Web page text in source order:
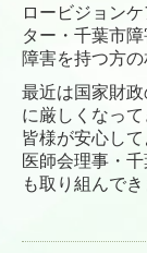
ロービジョン
ター・千葉市
障害を持つ方の
最近は国家財
に厳しくなって
皆様が安心し
医師会理事・ 千
も取り組んでき